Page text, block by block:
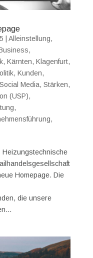
Alleinstellung,
,
, Kärnten, Klagenfurt,
, Kunden,
Social Media, Stärken,
(USP),
,
,
Heizungstechnische
Homepage. Die
die unsere